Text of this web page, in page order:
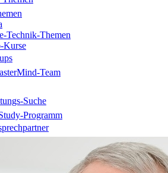
Technik-Themen
Kurse
Team
Suche
Programm